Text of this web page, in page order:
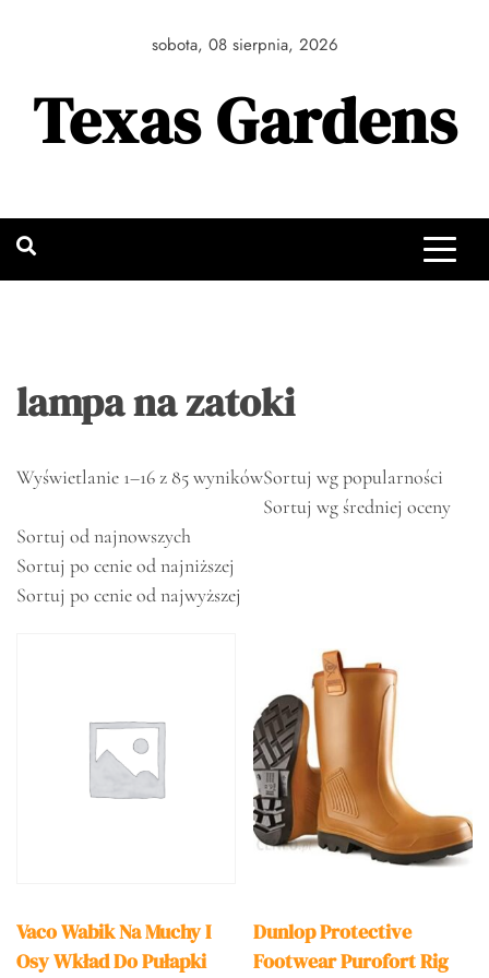
sobota, 08 sierpnia, 2026
Texas Gardens
lampa na zatoki
Wyświetlanie 1–16 z 85 wynikówSortuj wg popularności
Sortuj wg średniej oceny
Sortuj od najnowszych
Sortuj po cenie od najniższej
Sortuj po cenie od najwyższej
Vaco Wabik Na Muchy I
Osy Wkład Do Pułapki
Dunlop Protective
Footwear Purofort Rig